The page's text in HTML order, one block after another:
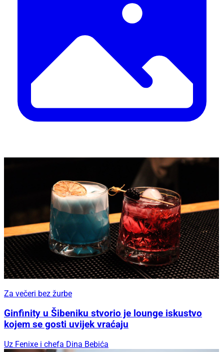
Za večeri bez žurbe
Ginfinity u Šibeniku stvorio je lounge iskustvo
kojem se gosti uvijek vraćaju
Uz Fenixe i chefa Dina Bebića